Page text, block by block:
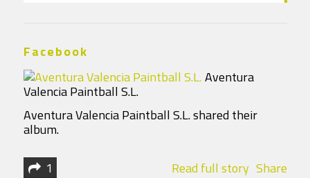
Facebook
Aventura
Valencia Paintball S.L.
Aventura Valencia Paintball S.L. shared their
album.
1 Read full story Share